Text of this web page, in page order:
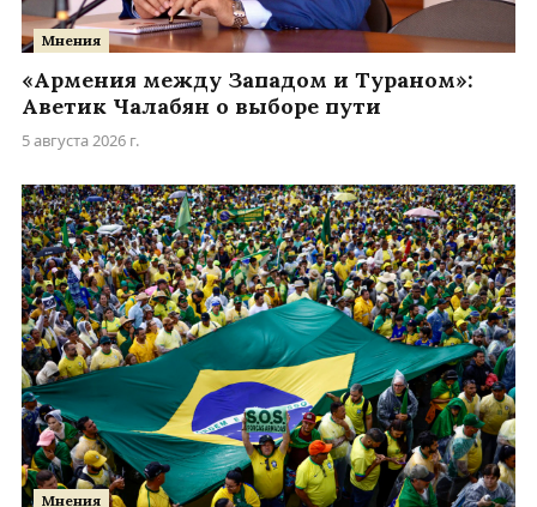
Мнения
«Армения между Западом и Тураном»:
Аветик Чалабян о выборе пути
5 августа 2026 г.
Мнения